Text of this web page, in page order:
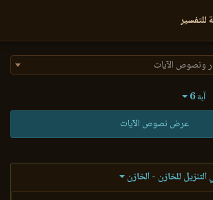
للتفسير
ونصوص الآيات
آية6
عرض نصوص الآيات
للخازن - الخازن